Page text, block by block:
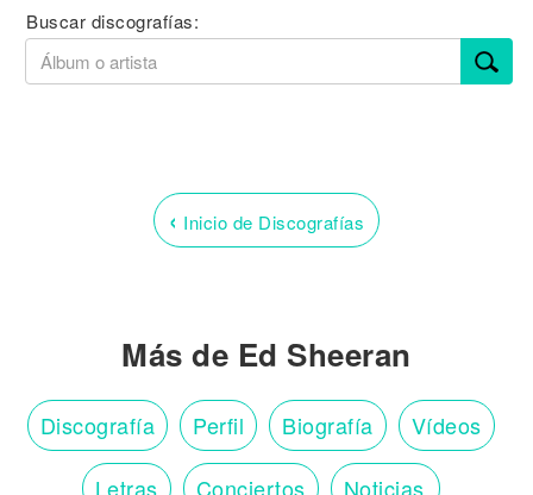
Buscar discografías:
‹ Inicio de Discografías
Más de Ed Sheeran
Discografía Perfil Biografía Vídeos
Letras Conciertos Noticias